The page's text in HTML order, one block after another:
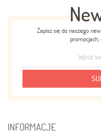
Zapisz się do naszego
INFORMACJE